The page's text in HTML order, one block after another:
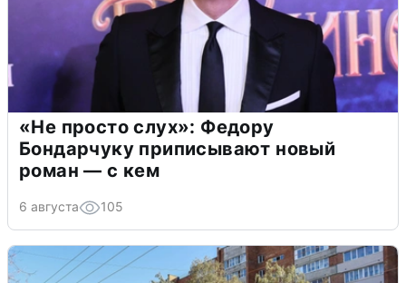
«Не просто слух»: Федору
Бондарчуку приписывают новый
роман — с кем
6 августа 105